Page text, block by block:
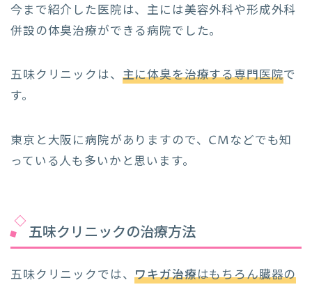
今まで紹介した医院は、主には美容外科や形成外科
併設の体臭治療ができる病院でした。
五味クリニックは、 主に体臭を治療する専門医院で
す。
東京と大阪に病院がありますので、CMなどでも知
っている人も多いかと思います。
五味クリニックの治療方法
五味クリニックでは、ワキガ治療はもちろん臓器の